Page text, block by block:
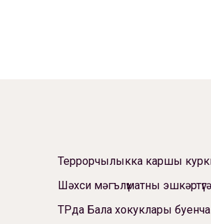
Террорчылыкка каршы
Шәхси мәгълүматны
ТРда Бала хокуклары